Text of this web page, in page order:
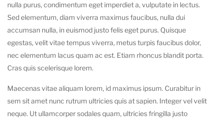
nulla purus, condimentum eget imperdiet a, vulputate in lectus.
Sed elementum, diam viverra maximus faucibus, nulla dui
accumsan nulla, in euismod justo felis eget purus. Quisque
egestas, velit vitae tempus viverra, metus turpis faucibus dolor,
nec elementum lacus quam ac est. Etiam rhoncus blandit porta.
Cras quis scelerisque lorem.
Maecenas vitae aliquam lorem, id maximus ipsum. Curabitur in
sem sit amet nunc rutrum ultricies quis at sapien. Integer vel velit
neque. Ut ullamcorper sodales quam, ultricies fringilla justo